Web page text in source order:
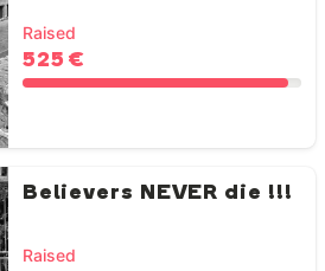
Raised
525 €
Believers NEVER die !!!
Raised